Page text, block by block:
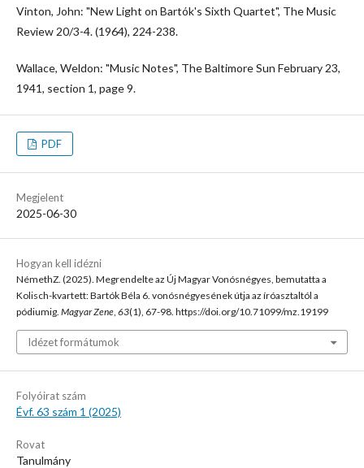
Vinton, John: "New Light on Bartók's Sixth Quartet", The Music
Review 20/3-4. (1964), 224-238.
Wallace, Weldon: "Music Notes", The Baltimore Sun February 23,
1941, section 1, page 9.
PDF
Megjelent
2025-06-30
Hogyan kell idézni
NémethZ. (2025). Megrendelte az Új Magyar Vonósnégyes, bemutatta a
Kolisch-kvartett: Bartók Béla 6. vonósnégyesének útja az íróasztaltól a
pódiumig. Magyar Zene 63(1), 67-98. https://doi.org/10.71099/mz.19199
Idézet formátumok
Folyóirat szám
Évf. 63 szám 1 (2025)
Rovat
Tanulmány